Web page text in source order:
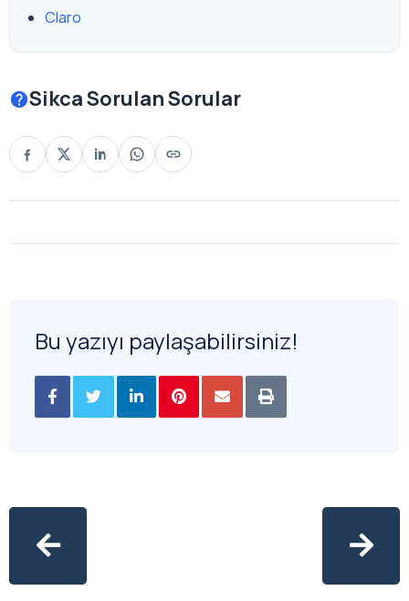
Claro
Sikca Sorulan Sorular
Bu yazıyı paylaşabilirsiniz!